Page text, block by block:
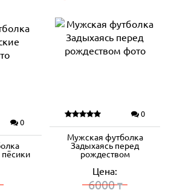
0
0
Мужская футболка
Задыхаясь перед
рождеством
Цена:
6000₸